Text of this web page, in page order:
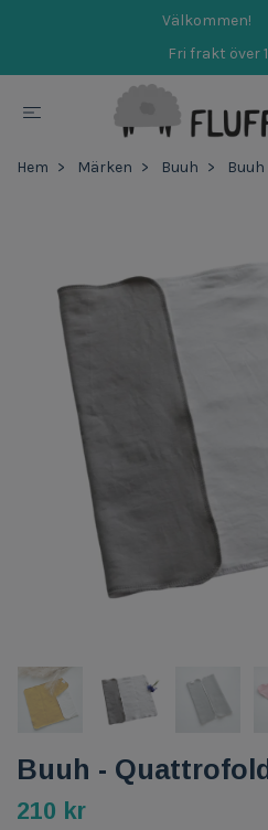
Välkommen!
Fri frakt över
Hem Märken Buuh
Buuh -
210 kr